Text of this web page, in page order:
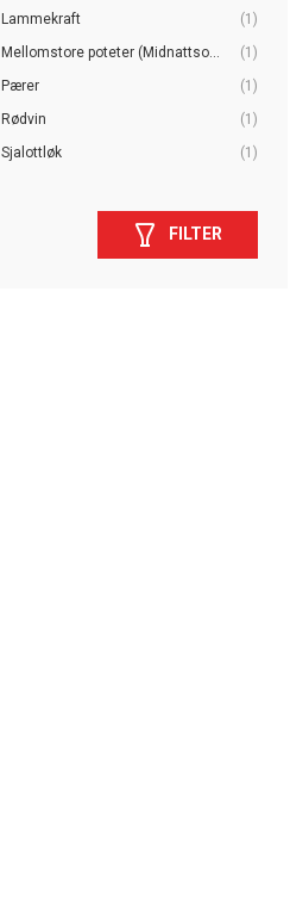
Lammekraft
(1)
Mellomstore poteter (Midnattso...
(1)
Pærer
(1)
Rødvin
(1)
Sjalottløk
(1)
FILTER